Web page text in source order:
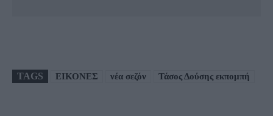
TAGS ΕΙΚΟΝΕΣ νέα σεζόν Τάσος Δούσης εκπομπή